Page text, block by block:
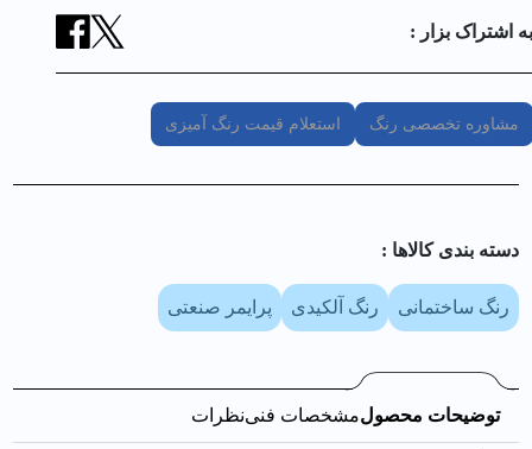
به اشتراک بزار :
مشاوره تخصصی رنگ استعلام قیمت رنگ آمیزی
دسته بندی کالا‌ها :
رنگ ساختمانی رنگ آلکیدی پرایمر صنعتی
توضیحات محصولمشخصات فنینظرات